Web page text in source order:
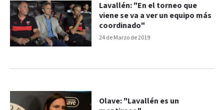
24 de Marzo de 2019
Lavallén: "En el torneo que
viene se va a ver un equipo más
coordinado"
Olave: "Lavallén es un